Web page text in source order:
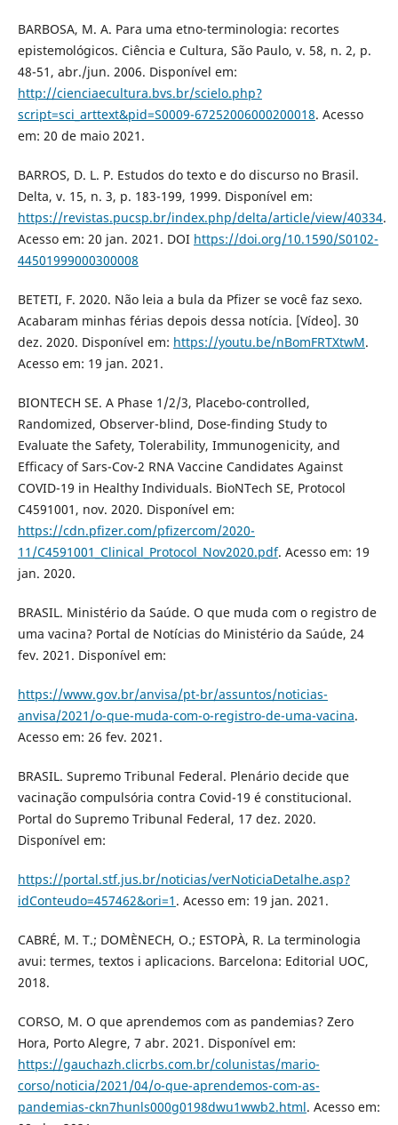
BARBOSA, M. A. Para uma etno-terminologia: recortes
epistemológicos. Ciência e Cultura, São Paulo, v. 58, n. 2, p.
48-51, abr./jun. 2006. Disponível em:
http://cienciaecultura.bvs.br/scielo.php?
script=sci_arttext&pid=S0009-67252006000200018. Acesso
em: 20 de maio 2021.
BARROS, D. L. P. Estudos do texto e do discurso no Brasil.
Delta, v. 15, n. 3, p. 183-199, 1999. Disponível em:
https://revistas.pucsp.br/index.php/delta/article/view/40334.
Acesso em: 20 jan. 2021. DOI https://doi.org/10.1590/S0102-
44501999000300008
BETETI, F. 2020. Não leia a bula da Pfizer se você faz sexo.
Acabaram minhas férias depois dessa notícia. [Vídeo]. 30
dez. 2020. Disponível em: https://youtu.be/nBomFRTXtwM.
Acesso em: 19 jan. 2021.
BIONTECH SE. A Phase 1/2/3, Placebo-controlled,
Randomized, Observer-blind, Dose-finding Study to
Evaluate the Safety, Tolerability, Immunogenicity, and
Efficacy of Sars-Cov-2 RNA Vaccine Candidates Against
COVID-19 in Healthy Individuals. BioNTech SE, Protocol
C4591001, nov. 2020. Disponível em:
https://cdn.pfizer.com/pfizercom/2020-
11/C4591001_Clinical_Protocol_Nov2020.pdf. Acesso em: 19
jan. 2020.
BRASIL. Ministério da Saúde. O que muda com o registro de
uma vacina? Portal de Notícias do Ministério da Saúde, 24
fev. 2021. Disponível em:
https://www.gov.br/anvisa/pt-br/assuntos/noticias-
anvisa/2021/o-que-muda-com-o-registro-de-uma-vacina.
Acesso em: 26 fev. 2021.
BRASIL. Supremo Tribunal Federal. Plenário decide que
vacinação compulsória contra Covid-19 é constitucional.
Portal do Supremo Tribunal Federal, 17 dez. 2020.
Disponível em:
https://portal.stf.jus.br/noticias/verNoticiaDetalhe.asp?
idConteudo=457462&ori=1 . Acesso em: 19 jan. 2021.
CABRÉ, M. T.; DOMÈNECH, O.; ESTOPÀ, R. La terminologia
avui: termes, textos i aplicacions. Barcelona: Editorial UOC,
2018.
CORSO, M. O que aprendemos com as pandemias? Zero
Hora, Porto Alegre, 7 abr. 2021. Disponível em:
https://gauchazh.clicrbs.com.br/colunistas/mario-
corso/noticia/2021/04/o-que-aprendemos-com-as-
pandemias-ckn7hunls000g0198dwu1wwb2.html. Acesso em: